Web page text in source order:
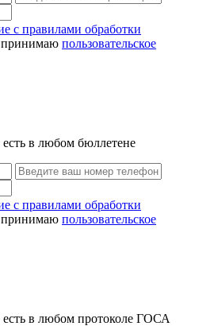
с правилами обработки
пользовательское
в любом бюллетене
с правилами обработки
пользовательское
в любом протоколе ГОСА